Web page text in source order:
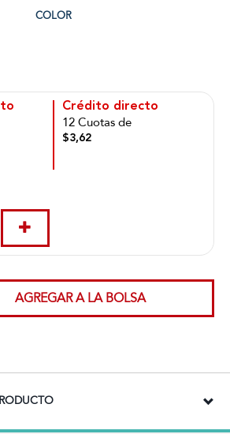
COLOR
Crédito directo
12 Cuotas de
$3,62
AGREGAR A LA BOLSA